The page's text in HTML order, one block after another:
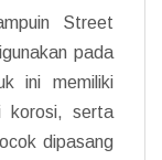
Street
pada
ini memiliki
korosi, serta
dipasang